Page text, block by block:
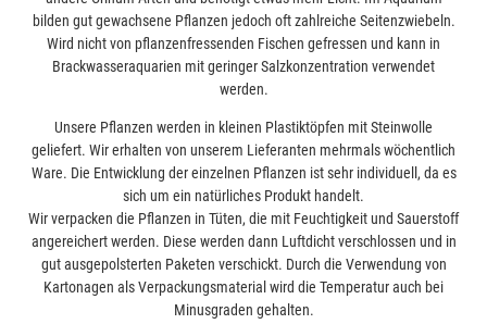
bilden gut gewachsene Pflanzen jedoch oft zahlreiche Seitenzwiebeln.
Wird nicht von pflanzenfressenden Fischen gefressen und kann in
Brackwasseraquarien mit geringer Salzkonzentration verwendet
werden.
Unsere Pflanzen werden in kleinen Plastiktöpfen mit Steinwolle
geliefert. Wir erhalten von unserem Lieferanten mehrmals wöchentlich
Ware. Die Entwicklung der einzelnen Pflanzen ist sehr individuell, da es
sich um ein natürliches Produkt handelt.
Wir verpacken die Pflanzen in Tüten, die mit Feuchtigkeit und Sauerstoff
angereichert werden. Diese werden dann Luftdicht verschlossen und in
gut ausgepolsterten Paketen verschickt. Durch die Verwendung von
Kartonagen als Verpackungsmaterial wird die Temperatur auch bei
Minusgraden gehalten.